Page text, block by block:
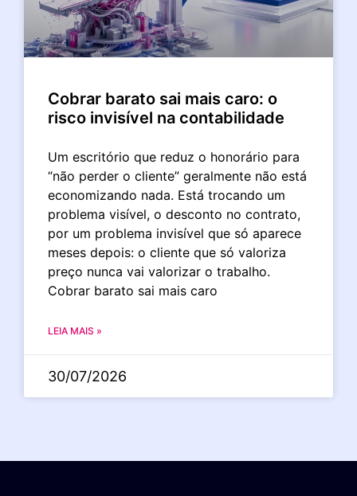
Cobrar barato sai mais caro: o
risco invisível na contabilidade
Um escritório que reduz o honorário para
“não perder o cliente” geralmente não está
economizando nada. Está trocando um
problema visível, o desconto no contrato,
por um problema invisível que só aparece
meses depois: o cliente que só valoriza
preço nunca vai valorizar o trabalho.
Cobrar barato sai mais caro
LEIA MAIS »
30/07/2026